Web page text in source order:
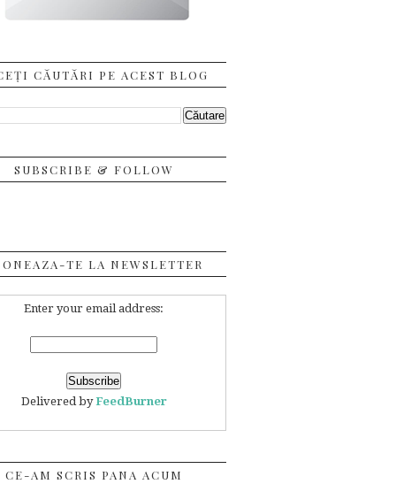
CĂUTĂRI PE ACEST BLOG
SUBSCRIBE & FOLLOW
TE LA NEWSLETTER
Enter your email address:
Delivered byFeedBurner
CE-AM SCRIS PANA ACUM